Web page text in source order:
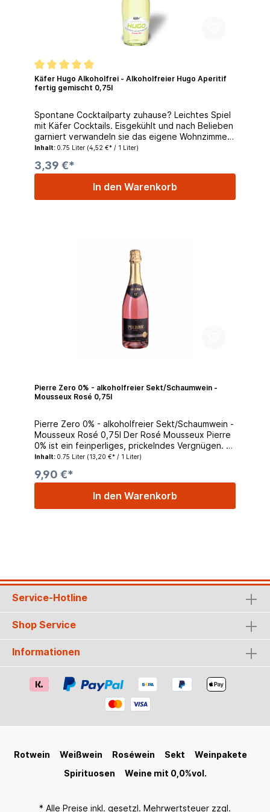
Käfer Hugo Alkoholfrei - Alkoholfreier Hugo Aperitif
fertig gemischt 0,75l
Spontane Cocktailparty zuhause? Leichtes Spiel
mit Käfer Cocktails. Eisgekühlt und nach Belieben
garniert verwandeln sie das eigene Wohnzimmer
im Handumdrehen in eine gemütliche Cocktail-
gemischt - auch ohne Alkohol ein Genuss.
alkoholfrei in ein bauchiges Weißweinglas, eine
Hand voll Eiswürfel dazu, nach Belieben frische
Inhalt: 0.75 Liter (4,52 €* / 1 Liter)
3,39 €*
In den Warenkorb
Pierre Zero 0% - alkoholfreier Sekt/Schaumwein -
Mousseux Rosé 0,75l
Pierre Zero 0% - alkoholfreier Sekt/Schaumwein -
Mousseux Rosé 0,75l Der Rosé Mousseux Pierre
0% ist ein feinperliges, prickelndes Vergnügen. Er
besticht durch seine zartrosa schimmernde
von Johannisbeeren und Himbeeren prägen das
Geschmack. Die Trauben werden nachts
geerntet. Man profitiert so von den kühleren
werden stilecht ausgestattet Geschmack:
Muskat- und Blütennoten, sowie Aromen von
Bouquet. Der Rosé hinterlässt eine feine Frische
am Gaumen
Inhalt: 0.75 Liter (13,20 €* / 1 Liter)
9,90 €*
In den Warenkorb
Service-Hotline
Shop Service
Informationen
Rotwein Weißwein Roséwein Sekt
Weinpakete
Spirituosen
Weine mit 0,0%vol.
* Alle Preise inkl. gesetzl. Mehrwertsteuer zzgl.